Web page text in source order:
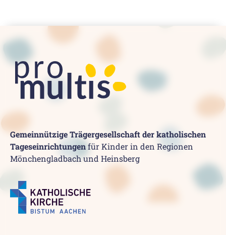
Gemeinnützige Trägergesellschaft der katholischen
Tageseinrichtungenfür Kinder in den Regionen
Mönchengladbach und Heinsberg